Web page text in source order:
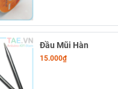
Đầu Mũi Hàn
15.000₫